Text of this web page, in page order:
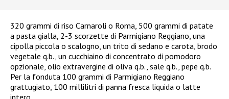
320 grammi di riso Carnaroli o Roma, 500 grammi di patate
a pasta gialla, 2-3 scorzette di Parmigiano Reggiano, una
cipolla piccola o scalogno, un trito di sedano e carota, brodo
vegetale q.b., un cucchiaino di concentrato di pomodoro
opzionale, olio extravergine di oliva q.b., sale q.b., pepe q.b.
Per la fonduta 100 grammi di Parmigiano Reggiano
grattugiato, 100 millilitri di panna fresca liquida o latte